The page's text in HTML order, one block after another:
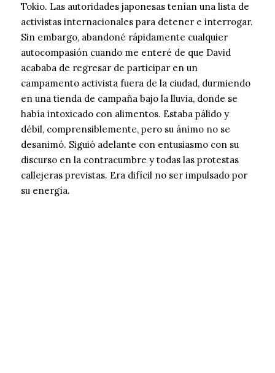
Tokio. Las autoridades japonesas tenían una lista de
activistas internacionales para detener e interrogar.
Sin embargo, abandoné rápidamente cualquier
autocompasión cuando me enteré de que David
acababa de regresar de participar en un
campamento activista fuera de la ciudad, durmiendo
en una tienda de campaña bajo la lluvia, donde se
había intoxicado con alimentos. Estaba pálido y
débil, comprensiblemente, pero su ánimo no se
desanimó. Siguió adelante con entusiasmo con su
discurso en la contracumbre y todas las protestas
callejeras previstas. Era difícil no ser impulsado por
su energía.